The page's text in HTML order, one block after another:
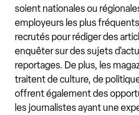
soient nationales ou
employeurs les plus
recrutés pour rédiger des
enquêter sur des sujets
reportages. De plus, les
traitent de culture, de
offrent également des
les journalistes ayant une